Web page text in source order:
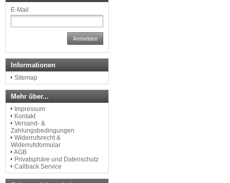
E-Mail
Anmelden
Informationen
Sitemap
Mehr über...
Impressum
Kontakt
Versand- &
Zahlungsbedingungen
Widerrufsrecht &
Widerrufsformular
AGB
Privatsphäre und Datenschutz
Callback Service